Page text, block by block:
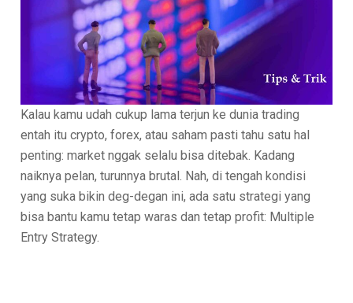
Kalau kamu udah cukup lama terjun ke dunia trading
entah itu crypto, forex, atau saham pasti tahu satu hal
penting: market nggak selalu bisa ditebak. Kadang
naiknya pelan, turunnya brutal. Nah, di tengah kondisi
yang suka bikin deg-degan ini, ada satu strategi yang
bisa bantu kamu tetap waras dan tetap profit: Multiple
Entry Strategy.